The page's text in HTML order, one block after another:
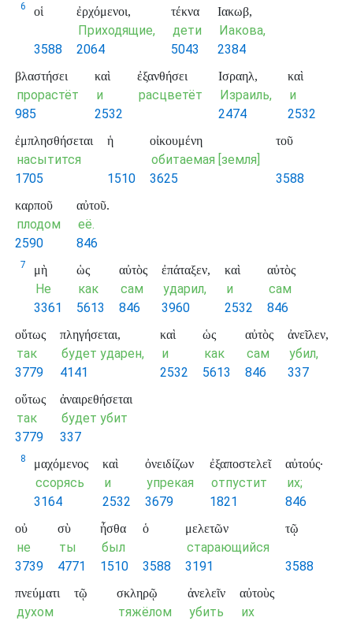
6 οἱ
3588
ἐρχόμενοι,
Приходящие,
2064
τέκνα
дети
5043
Ιακωβ,
Иакова,
2384
βλαστήσει
прорастёт
985
καὶ
и
2532
ἐξανθήσει
расцветёт
Ισραηλ,
Израиль,
2474
καὶ
и
2532
ἐμπλησθήσεται
насытится
1705
ἡ
1510
οἰκουμένη
обитаемая [земля]
3625
τοῦ
3588
καρποῦ
плодом
2590
αὐτοῦ.
её.
846
7 μὴ
Не
3361
ὡς
как
5613
αὐτὸς
сам
846
ἐπάταξεν,
ударил,
3960
καὶ
и
2532
αὐτὸς
сам
846
οὕτως
так
3779
πληγήσεται,
будет ударен,
4141
καὶ
и
2532
ὡς
как
5613
αὐτὸς
сам
846
ἀνεῖλεν,
убил,
337
οὕτως
так
3779
ἀναιρεθήσεται
будет убит
337
8 μαχόμενος
ссорясь
3164
καὶ
и
2532
ὀνειδίζων
упрекая
3679
ἐξαποστελεῖ
отпустит
1821
αὐτούς·
их;
846
οὐ
не
3739
σὺ
ты
4771
ἦσθα
был
1510
ὁ
3588
μελετῶν
старающийся
3191
τῷ
3588
πνεύματι
духом
τῷ σκληρῷ
тяжёлом
ἀνελεῖν
убить
αὐτοὺς
их